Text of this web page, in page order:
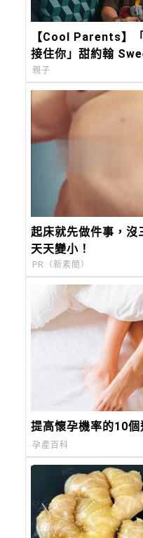
【Cool Parents】
接住你」甜約翰
陪我築起兒子的移動
親子
起床就先做件事，沒
天天變小！
PR（新素簡）
提高懷孕機率的10
孕產百科